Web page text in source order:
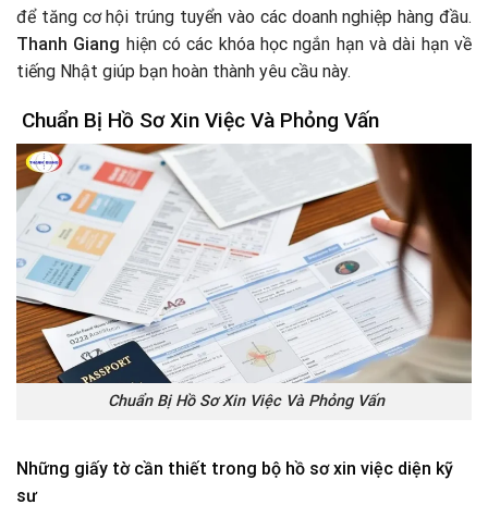
để tăng cơ hội trúng tuyển vào các doanh nghiệp hàng đầu.
Thanh Giang hiện có các khóa học ngắn hạn và dài hạn về
tiếng Nhật giúp bạn hoàn thành yêu cầu này.
Chuẩn Bị Hồ Sơ Xin Việc Và Phỏng Vấn
Chuẩn Bị Hồ Sơ Xin Việc Và Phỏng Vấn
Những giấy tờ cần thiết trong bộ hồ sơ xin việc diện kỹ
sư